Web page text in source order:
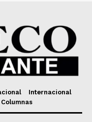
Internacional
Columnas